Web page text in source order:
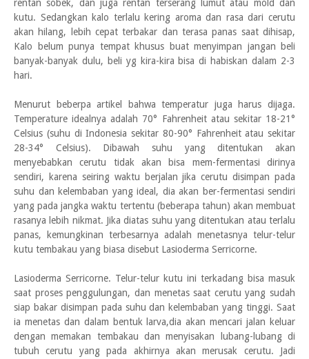
rentan sobek, dan juga rentan terserang lumut atau mold dan
kutu. Sedangkan kalo terlalu kering aroma dan rasa dari cerutu
akan hilang, lebih cepat terbakar dan terasa panas saat dihisap,
Kalo belum punya tempat khusus buat menyimpan jangan beli
banyak-banyak dulu, beli yg kira-kira bisa di habiskan dalam 2-3
hari.
Menurut beberpa artikel bahwa temperatur juga harus dijaga.
Temperature idealnya adalah 70° Fahrenheit atau sekitar 18-21°
Celsius (suhu di Indonesia sekitar 80-90° Fahrenheit atau sekitar
28-34° Celsius). Dibawah suhu yang ditentukan akan
menyebabkan cerutu tidak akan bisa mem-fermentasi dirinya
sendiri, karena seiring waktu berjalan jika cerutu disimpan pada
suhu dan kelembaban yang ideal, dia akan ber-fermentasi sendiri
yang pada jangka waktu tertentu (beberapa tahun) akan membuat
rasanya lebih nikmat. Jika diatas suhu yang ditentukan atau terlalu
panas, kemungkinan terbesarnya adalah menetasnya telur-telur
kutu tembakau yang biasa disebut Lasioderma Serricorne.
Lasioderma Serricorne. Telur-telur kutu ini terkadang bisa masuk
saat proses penggulungan, dan menetas saat cerutu yang sudah
siap bakar disimpan pada suhu dan kelembaban yang tinggi. Saat
ia menetas dan dalam bentuk larva,dia akan mencari jalan keluar
dengan memakan tembakau dan menyisakan lubang-lubang di
tubuh cerutu yang pada akhirnya akan merusak cerutu. Jadi